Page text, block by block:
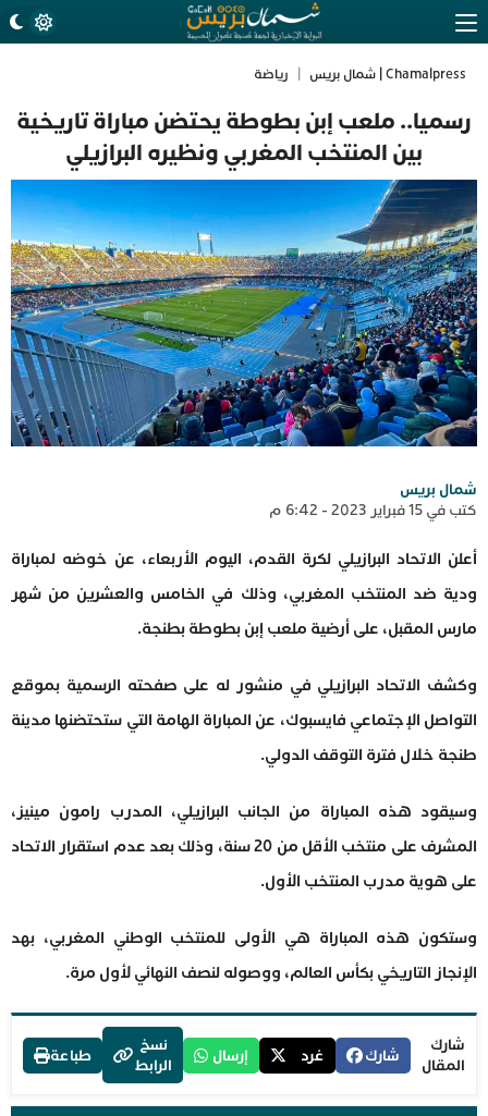
Chamalpress | شمال بريس رياضة
رسميا.. ملعب إبن بطوطة يحتضن مباراة تاريخية
بين المنتخب المغربي ونظيره البرازيلي
شمال بريس
كتب في 15 فبراير 2023 - 6:42 م
أعلن الاتحاد البرازيلي لكرة القدم، اليوم الأربعاء، عن خوضه لمباراة
ودية ضد المنتخب المغربي، وذلك في الخامس والعشرين من شهر
مارس المقبل، على أرضية ملعب إبن بطوطة بطنجة.
وكشف الاتحاد البرازيلي في منشور له على صفحته الرسمية بموقع
التواصل الإجتماعي فايسبوك، عن المباراة الهامة التي ستحتضنها مدينة
طنجة خلال فترة التوقف الدولي.
وسيقود هذه المباراة من الجانب البرازيلي، المدرب رامون مينيز،
المشرف على منتخب الأقل من 20 سنة، وذلك بعد عدم استقرار الاتحاد
على هوية مدرب المنتخب الأول.
وستكون هذه المباراة هي الأولى للمنتخب الوطني المغربي، بهد
الإنجاز التاريخي بكأس العالم، ووصوله لنصف النهائي لأول مرة.
شارك
المقال
شارك غرد إرسال
نسخ
الرابط
طباعة